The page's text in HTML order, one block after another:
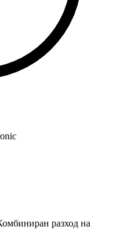
разход на